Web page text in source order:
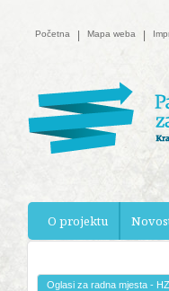
Mapa weba
Početna
O projektu
Oglasi za radna mjesta -